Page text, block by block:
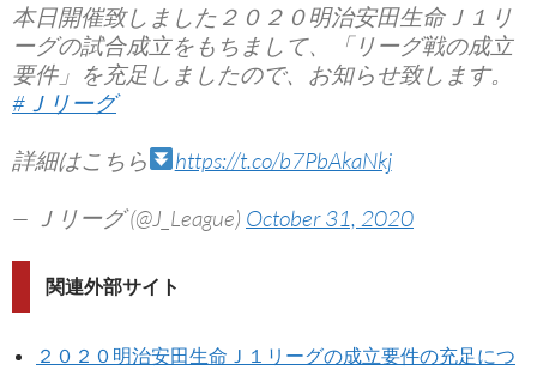
本日開催致しました２０２０明治安田生命Ｊ１リ
ーグの試合成立をもちまして、「リーグ戦の成立
要件」を充足しましたので、お知らせ致します。
#Ｊリーグ
詳細はこちら
https://t.co/b7PbAkaNkj
— Ｊリーグ (@J_League) October 31, 2020
関連外部サイト
２０２０明治安田生命Ｊ１リーグの成立要件の充足につ